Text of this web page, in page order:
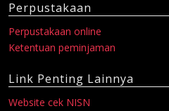
Perpustakaan
Perpustakaan online
Ketentuan peminjaman
Link Penting Lainnya
Website cek NISN